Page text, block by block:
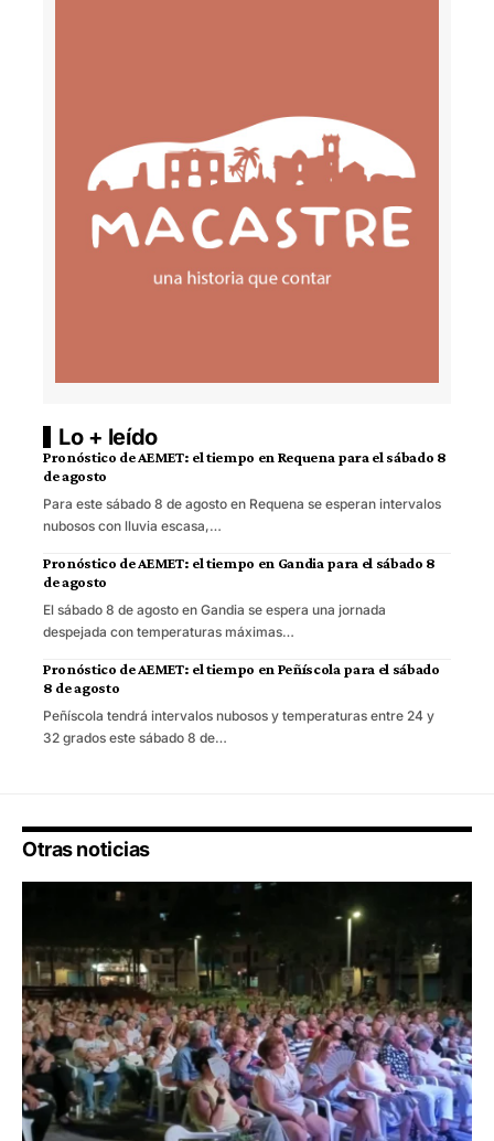
Lo + leído
Pronóstico de AEMET: el tiempo en Requena para el sábado 8
de agosto
Para este sábado 8 de agosto en Requena se esperan intervalos
nubosos con lluvia escasa,…
Pronóstico de AEMET: el tiempo en Gandia para el sábado 8
de agosto
El sábado 8 de agosto en Gandia se espera una jornada
despejada con temperaturas máximas…
Pronóstico de AEMET: el tiempo en Peñíscola para el sábado
8 de agosto
Peñíscola tendrá intervalos nubosos y temperaturas entre 24 y
32 grados este sábado 8 de…
Otras noticias